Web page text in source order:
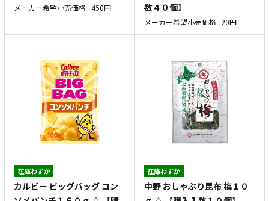
メーカー希望小売価格 450円
数４０個】
メーカー希望小売価格 20円
在庫わずか
カルビー ビッグバッグ コン
在庫わずか
中野 おしゃぶり昆布 梅１０